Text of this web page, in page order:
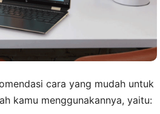
cara yang mudah untuk
kamu menggunakannya, yaitu: